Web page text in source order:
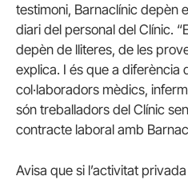
testimoni, Barnaclínic depèn
diari del personal del Clínic.
depèn de lliteres, de les
explica. I és que a diferència
col·laboradors mèdics,
són treballadors del Clínic
contracte laboral amb
Avisa que si l’activitat